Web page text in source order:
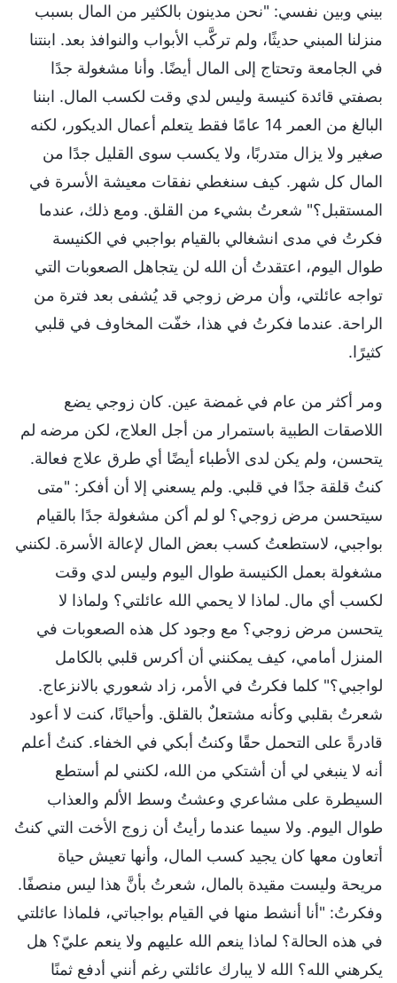
بيني وبين نفسي: "نحن مدينون بالكثير من المال بسبب
منزلنا المبني حديثًا، ولم تركَّب الأبواب والنوافذ بعد. ابنتنا
في الجامعة وتحتاج إلى المال أيضًا. وأنا مشغولة جدًا
بصفتي قائدة كنيسة وليس لدي وقت لكسب المال. ابننا
البالغ من العمر 14 عامًا فقط يتعلم أعمال الديكور، لكنه
صغير ولا يزال متدربًا، ولا يكسب سوى القليل جدًا من
المال كل شهر. كيف سنغطي نفقات معيشة الأسرة في
المستقبل؟" شعرتُ بشيء من القلق. ومع ذلك، عندما
فكرتُ في مدى انشغالي بالقيام بواجبي في الكنيسة
طوال اليوم، اعتقدتُ أن الله لن يتجاهل الصعوبات التي
تواجه عائلتي، وأن مرض زوجي قد يُشفى بعد فترة من
الراحة. عندما فكرتُ في هذا، خفّت المخاوف في قلبي
كثيرًا.
ومر أكثر من عام في غمضة عين. كان زوجي يضع
اللاصقات الطبية باستمرار من أجل العلاج، لكن مرضه لم
يتحسن، ولم يكن لدى الأطباء أيضًا أي طرق علاج فعالة.
كنتُ قلقة جدًا في قلبي. ولم يسعني إلا أن أفكر: "متى
سيتحسن مرض زوجي؟ لو لم أكن مشغولة جدًا بالقيام
بواجبي، لاستطعتُ كسب بعض المال لإعالة الأسرة. لكنني
مشغولة بعمل الكنيسة طوال اليوم وليس لدي وقت
لكسب أي مال. لماذا لا يحمي الله عائلتي؟ ولماذا لا
يتحسن مرض زوجي؟ مع وجود كل هذه الصعوبات في
المنزل أمامي، كيف يمكنني أن أكرس قلبي بالكامل
لواجبي؟" كلما فكرتُ في الأمر، زاد شعوري بالانزعاج.
شعرتُ بقلبي وكأنه مشتعلٌ بالقلق. وأحيانًا، كنت لا أعود
قادرةً على التحمل حقًا وكنتُ أبكي في الخفاء. كنتُ أعلم
أنه لا ينبغي لي أن أشتكي من الله، لكنني لم أستطع
السيطرة على مشاعري وعشتُ وسط الألم والعذاب
طوال اليوم. ولا سيما عندما رأيتُ أن زوج الأخت التي كنتُ
أتعاون معها كان يجيد كسب المال، وأنها تعيش حياة
مريحة وليست مقيدة بالمال، شعرتُ بأنَّ هذا ليس منصفًا.
وفكرتُ: "أنا أنشط منها في القيام بواجباتي، فلماذا عائلتي
في هذه الحالة؟ لماذا ينعم الله عليهم ولا ينعم عليّ؟ هل
يكرهني الله؟ الله لا يبارك عائلتي رغم أنني أدفع ثمنًا